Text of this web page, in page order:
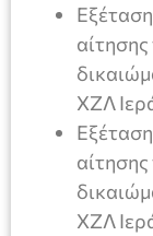
ΧΖΛ
ΧΖΛ